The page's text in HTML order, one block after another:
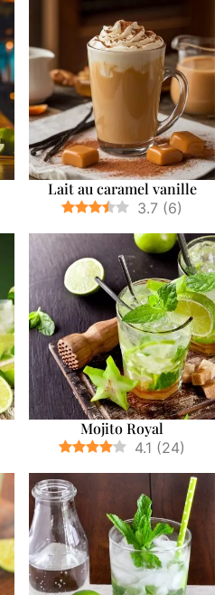
Lait au caramel vanille
3.7 (6)
Mojito Royal
4.1 (24)